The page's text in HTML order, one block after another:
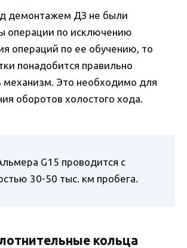
демонтажем ДЗ не были
операции по исключению
операций по ее обучению, то
понадобится правильно
механизм. Это необходимо для
оборотов холостого хода.
G15 проводится с
30-50 тыс. км пробега.
кольца